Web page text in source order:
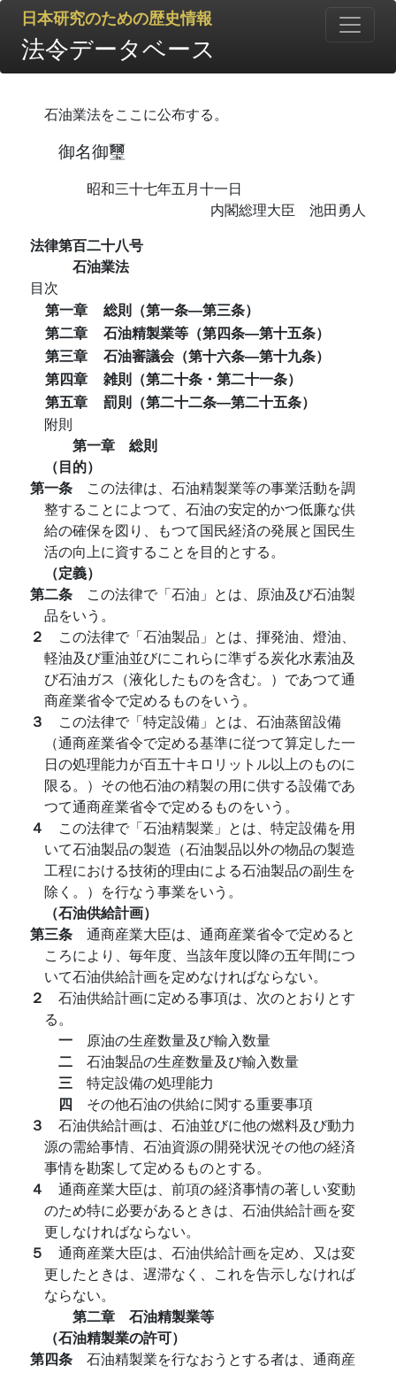
日本研究のための歴史情報
法令データベース
石油業法をここに公布する。
御名御璽
昭和三十七年五月十一日
内閣総理大臣 池田勇人
法律第百二十八号
石油業法
目次
第一章
総則（第一条―第三条）
第二章
石油精製業等（第四条―第十五条）
第三章
石油審議会（第十六条―第十九条）
第四章
雑則（第二十条・第二十一条）
第五章
罰則（第二十二条―第二十五条）
附則
第一章 総則
（目的）
第一条 この法律は、石油精製業等の事業活動を調
整することによつて、石油の安定的かつ低廉な供
給の確保を図り、もつて国民経済の発展と国民生
活の向上に資することを目的とする。
（定義）
第二条 この法律で「石油」とは、原油及び石油製
品をいう。
２ この法律で「石油製品」とは、揮発油、燈油、
軽油及び重油並びにこれらに準ずる炭化水素油及
び石油ガス（液化したものを含む。）であつて通
商産業省令で定めるものをいう。
３ この法律で「特定設備」とは、石油蒸留設備
（通商産業省令で定める基準に従つて算定した一
日の処理能力が百五十キロリットル以上のものに
限る。）その他石油の精製の用に供する設備であ
つて通商産業省令で定めるものをいう。
４ この法律で「石油精製業」とは、特定設備を用
いて石油製品の製造（石油製品以外の物品の製造
工程における技術的理由による石油製品の副生を
除く。）を行なう事業をいう。
（石油供給計画）
第三条 通商産業大臣は、通商産業省令で定めると
ころにより、毎年度、当該年度以降の五年間につ
いて石油供給計画を定めなければならない。
２ 石油供給計画に定める事項は、次のとおりとす
る。
一 原油の生産数量及び輸入数量
二 石油製品の生産数量及び輸入数量
三 特定設備の処理能力
四 その他石油の供給に関する重要事項
３ 石油供給計画は、石油並びに他の燃料及び動力
源の需給事情、石油資源の開発状況その他の経済
事情を勘案して定めるものとする。
４ 通商産業大臣は、前項の経済事情の著しい変動
のため特に必要があるときは、石油供給計画を変
更しなければならない。
５ 通商産業大臣は、石油供給計画を定め、又は変
更したときは、遅滞なく、これを告示しなければ
ならない。
第二章 石油精製業等
（石油精製業の許可）
第四条 石油精製業を行なおうとする者は、通商産